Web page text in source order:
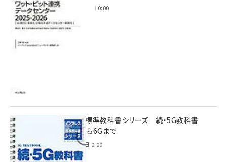
2025年11月28日 0:00
インプレス標準教科書シリーズ 続・5G教科書
NSA/SAから6Gまで
2023年4月3日 0:00